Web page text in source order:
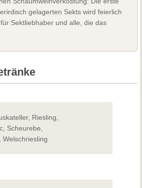
gelagerten Sekts wird feierlich
Sektliebhaber und alle, die das
Riesling,
Scheurebe,
Welschriesling